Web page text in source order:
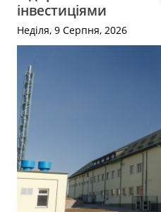
інвестиціями
Неділя, 9 Серпня, 2026